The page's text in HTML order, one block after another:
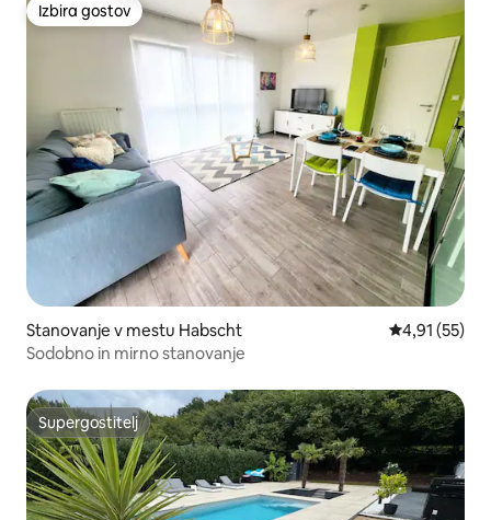
Izbira gostov
Izbira gostov
Stanovanje v mestu Habscht Povprečna
4,91 (55)
Sodobno in mirno stanovanje
Supergostitelj
Supergostitelj